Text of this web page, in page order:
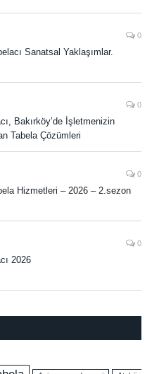
0
Sanatsal Yaklaşımlar.
0
Bakırköy’de İşletmenizin
Tabela Çözümleri
0
Hizmetleri – 2026 – 2.sezon
0
2026